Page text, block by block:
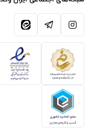
آیکون اینستاگرام
آیکون تلگرامآیکون ایتا